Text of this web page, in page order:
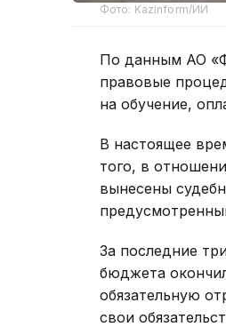
Фото: Kazinform/ИИ
По данным АО
правовые
на обучение,
В настоящее
того, в
вынесены
За последние
бюджета
обязательную
свои